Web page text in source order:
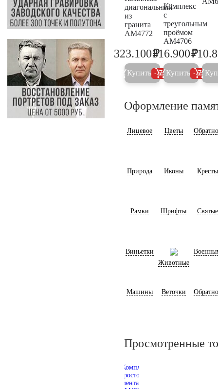
диагональный
из
гранита
AM4772
340.100
323.100₽
Купить 5%
Комплекс
с
треугольным
проёмом
AM4706
316.900₽
Купить 5%
Оформление
Лицевое Цветы
Природа Иконы Кресты
Рамки Шрифты Святые
Виньетки
Животные
Машины Веточки
Просмотренные